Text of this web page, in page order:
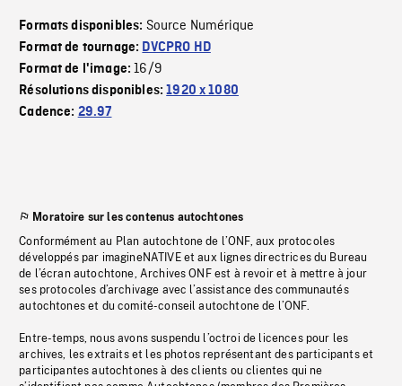
Formats disponibles: Source Numérique
Format de tournage: DVCPRO HD
Format de l'image:16/9
Résolutions disponibles:1920 x 1080
Cadence: 29.97
Moratoire sur les contenus autochtones
Conformément au Plan autochtone de l’ONF, aux protocoles
développés par imagineNATIVE et aux lignes directrices du Bureau
de l’écran autochtone, Archives ONF est à revoir et à mettre à jour
ses protocoles d’archivage avec l’assistance des communautés
autochtones et du comité-conseil autochtone de l’ONF.
Entre-temps, nous avons suspendu l’octroi de licences pour les
archives, les extraits et les photos représentant des participants et
participantes autochtones à des clients ou clientes qui ne